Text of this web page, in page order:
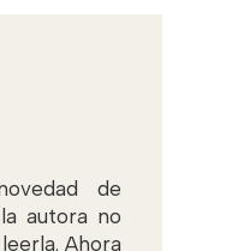
de
autora no
Ahora